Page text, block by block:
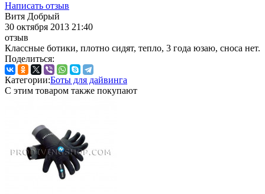
Написать отзыв
Витя Добрый
30 октября 2013 21:40
отзыв
Классные ботики, плотно сидят, тепло, 3 года юзаю, сноса нет.
Поделиться:
Категории:Боты для дайвинга
С этим товаром также покупают